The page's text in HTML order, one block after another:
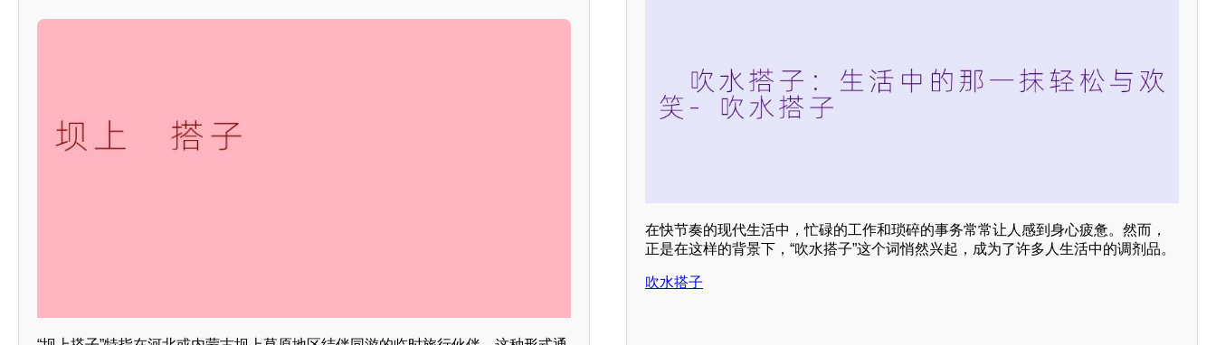
在快节奏的现代生活中，忙碌的工作和琐碎的事务常常让人感到身心疲惫。然而，
正是在这样的背景下，“吹水搭子”这个词悄然兴起，成为了许多人生活中的调剂品。
吹水搭子